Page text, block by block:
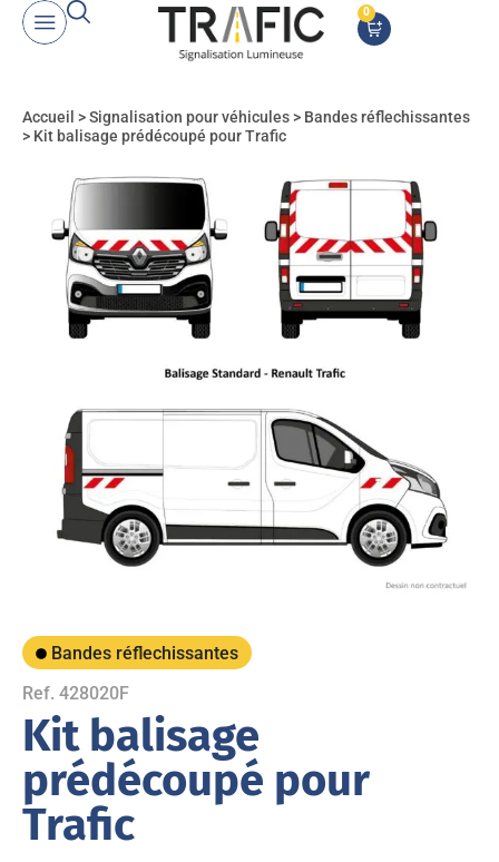
0
Accueil >Signalisation pour véhicules > Bandes réflechissantes
> Kit balisage prédécoupé pour Trafic
Bandes réflechissantes
Ref. 428020F
Kit balisage
prédécoupé pour
Trafic